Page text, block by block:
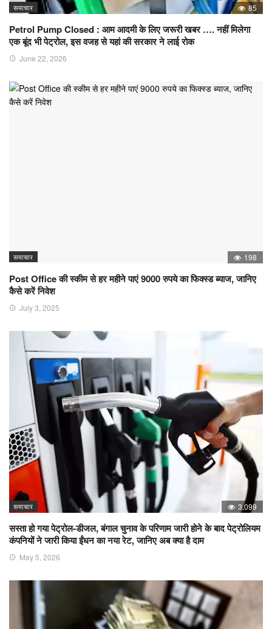
समाचार 85
Petrol Pump Closed : आम आदमी के लिए जरूरी खबर …. नहीं मिलेगा
एक बूंद भी पेट्रोल, इस वजह से यहां की सरकार ने लाई रोक
June 22, 2026
समाचार 198
Post Office की स्कीम से हर महीने पाएं 9000 रुपये का फिक्स्ड ब्याज, जानिए
कैसे करें निवेश
July 3, 2025
समाचार 3,099
सस्ता हो गया पेट्रोल-डीजल, बंगाल चुनाव के परिणाम जारी होने के बाद पेट्रोलियम
कंपनियों ने जारी किया ईंधन का नया रेट, जानिए अब क्या है दाम
May 5, 2026